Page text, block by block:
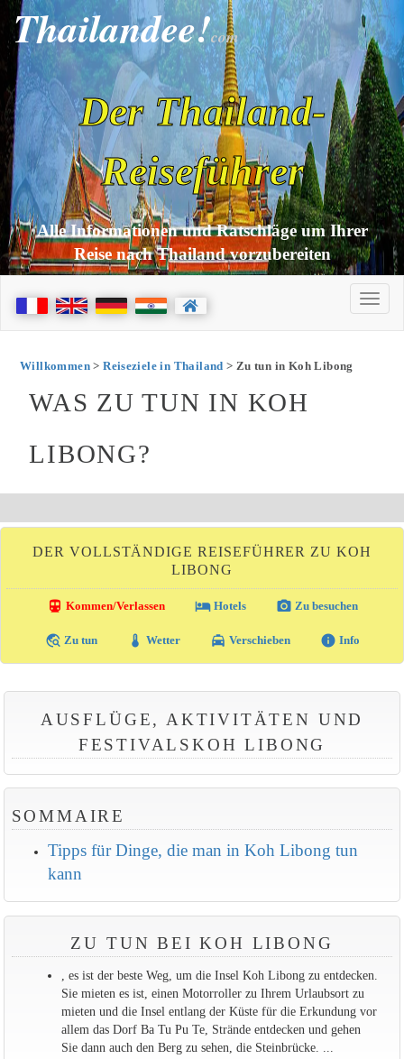
Thailandee!com
Der Thailand-
Reiseführer
Alle Informationen und Ratschläge um Ihrer
Reise nach Thailand vorzubereiten
Willkommen>Reiseziele in Thailand > Zu tun in Koh Libong
WAS ZU TUN IN KOH
LIBONG?
DER VOLLSTÄNDIGE REISEFÜHRER ZU KOH
LIBONG
directions_transit Kommen/Verlassen local_hotelHotels photo_camera Zu besuchen
travel_explore Zu tun thermostat Wetter local_taxi Verschieben info Info
AUSFLÜGE, AKTIVITÄTEN UND
FESTIVALSKOH LIBONG
SOMMAIRE
Tipps für Dinge, die man in Koh Libong tun
kann
ZU TUN BEI KOH LIBONG
, es ist der beste Weg, um die Insel Koh Libong zu entdecken.
Sie mieten es ist, einen Motorroller zu Ihrem Urlaubsort zu
mieten und die Insel entlang der Küste für die Erkundung vor
allem das Dorf Ba Tu Pu Te, Strände entdecken und gehen
Sie dann auch den Berg zu sehen, die Steinbrücke. ...